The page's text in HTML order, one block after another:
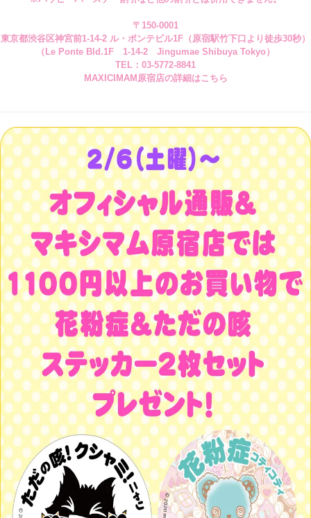
〒150-0001
東京都渋谷区神宮前1-14-2 ル・ポンテビル1F（原宿駅竹下口より徒歩30秒）
（Le Ponte Bld.1F 1-14-2 Jingumae Shibuya Tokyo）
TEL： 03-5772-8841
MAXICIMAM原宿店の詳細はこちら